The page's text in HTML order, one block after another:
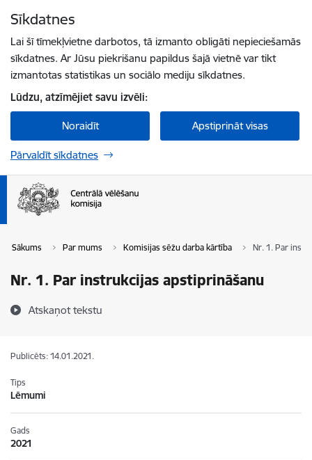
Sīkdatnes
Lai šī tīmekļvietne darbotos, tā izmanto obligāti nepieciešamās
sīkdatnes. Ar Jūsu piekrišanu papildus šajā vietnē var tikt
izmantotas statistikas un sociālo mediju sīkdatnes.
Lūdzu, atzīmējiet savu izvēli:
Noraidīt Apstiprināt visas
Pārvaldīt sīkdatnes
Sākums Par mums Komisijas sēžu darba kārtība Nr. 1. Par
Nr. 1. Par instrukcijas apstiprināšanu
Atskaņot tekstu
Publicēts: 14.01.2021.
Tips
Lēmumi
Gads
2021